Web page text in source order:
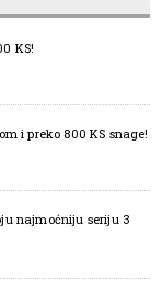
KS!
i preko 800 KS snage!
najmoćniju seriju 3